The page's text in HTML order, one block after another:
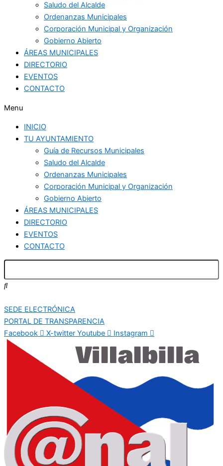
Saludo del Alcalde
Ordenanzas Municipales
Corporación Municipal y Organización
Gobierno Abierto
ÁREAS MUNICIPALES
DIRECTORIO
EVENTOS
CONTACTO
Menu
INICIO
TU AYUNTAMIENTO
Guía de Recursos Municipales
Saludo del Alcalde
Ordenanzas Municipales
Corporación Municipal y Organización
Gobierno Abierto
ÁREAS MUNICIPALES
DIRECTORIO
EVENTOS
CONTACTO
SEDE ELECTRÓNICA
PORTAL DE TRANSPARENCIA
Facebook
X-twitter Youtube Instagram